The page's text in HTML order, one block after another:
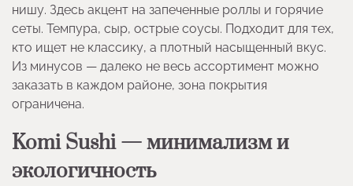
нишу. Здесь акцент на запеченные роллы и горячие
сеты. Темпура, сыр, острые соусы. Подходит для тех,
кто ищет не классику, а плотный насыщенный вкус.
Из минусов — далеко не весь ассортимент можно
заказать в каждом районе, зона покрытия
ограничена.
Komi Sushi — минимализм и
экологичность